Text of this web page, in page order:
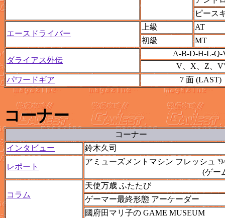
ピース
エースドライバー
上級
AT
初級
MT
ダライアス外伝
A-B-D-H-L-Q-
V、X、Z、V'
パワードギア
7 面 (LAST)
コーナー
コーナー
インタビュー
鈴木久司
レポート
アミューズメントマシン フレッシュ
(ゲー
コラム
天使万歳 ふたたび
ゲーマー最終形態 アーケーダー
國府田マリ子の GAME MUSEUM